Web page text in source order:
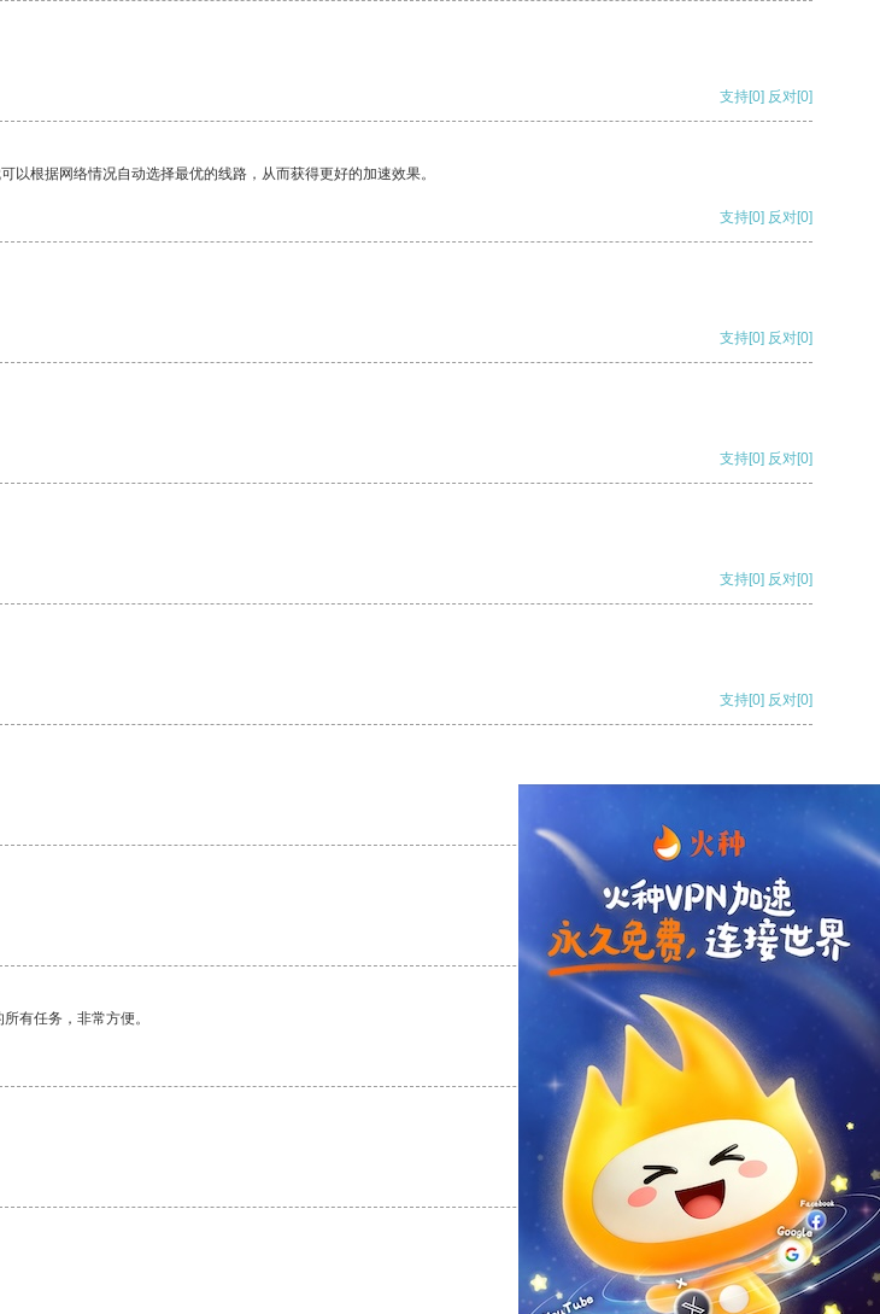
支持[0] 反对[0]
根据网络情况自动选择最优的线路，从而获得更好的加速效果。
支持[0] 反对[0]
支持[0] 反对[0]
支持[0] 反对[0]
支持[0] 反对[0]
支持[0] 反对[0]
支持 [0] 反对[0]
有任务，非常方便。
支持[0] 反对
支持[0] 反对[0]